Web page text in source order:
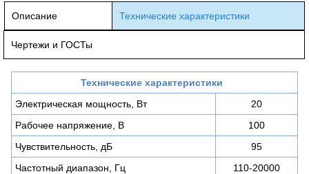
Описание Технические характеристики
Чертежи и ГОСТы
Технические характеристики
Электрическая мощность, Вт
20
Рабочее напряжение, В
100
Чувствительность, дБ
95
Частотный диапазон, Гц
110-20000